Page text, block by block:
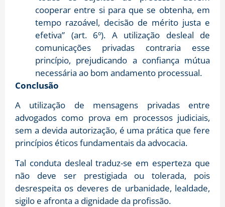
cooperar entre si para que se obtenha, em
tempo razoável, decisão de mérito justa e
efetiva” (art. 6º). A utilização desleal de
comunicações privadas contraria esse
princípio, prejudicando a confiança mútua
necessária ao bom andamento processual.
Conclusão
A utilização de mensagens privadas entre
advogados como prova em processos judiciais,
sem a devida autorização, é uma prática que fere
princípios éticos fundamentais da advocacia.
Tal conduta desleal traduz-se em esperteza que
não deve ser prestigiada ou tolerada, pois
desrespeita os deveres de urbanidade, lealdade,
sigilo e afronta a dignidade da profissão.